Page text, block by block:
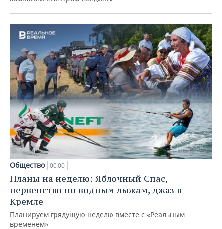
Общество 00:00
Планы на неделю: Яблочный Спас,
первенство по водным лыжам, джаз в
Кремле
Планируем грядущую неделю вместе с «Реальным
временем»